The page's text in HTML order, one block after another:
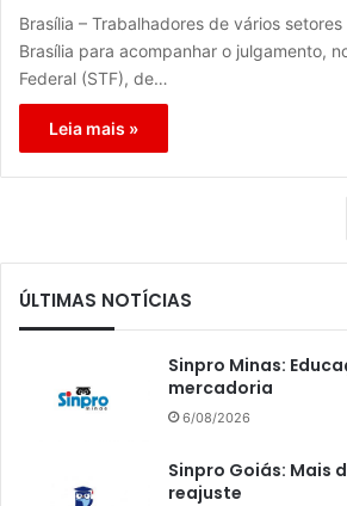
Brasília – Trabalhadores de vários
Brasília para acompanhar o julgamento,
Federal (STF), de…
Leia mais »
ÚLTIMAS NOTÍCIAS
Sinpro Minas:
mercadoria
6/08/2026
Sinpro Goiás: Mais
reajuste